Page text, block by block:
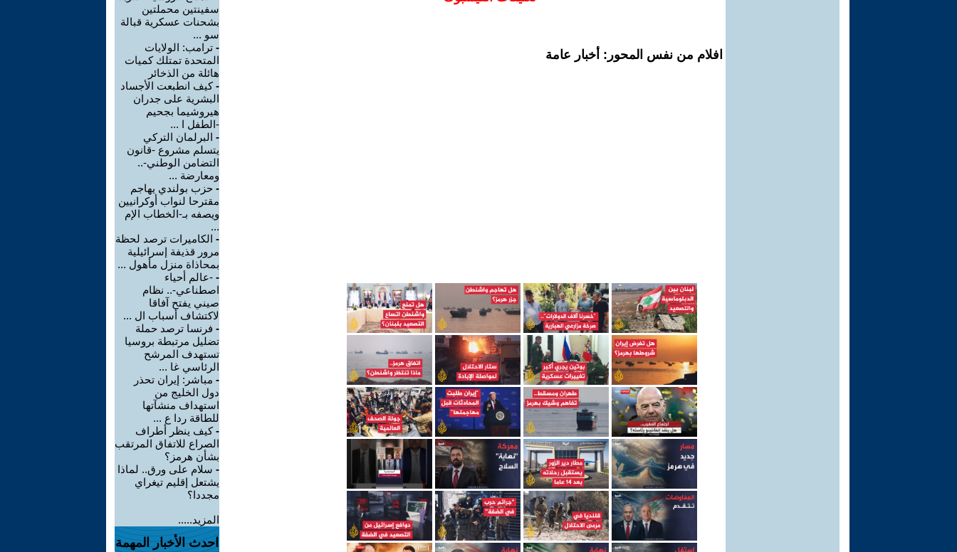
افلام من نفس المحور: أخبار عامة
سفينتين محملتين
بشحنات عسكرية قبالة
سو ...
- ترامب: الولايات
المتحدة تمتلك كميات
هائلة من الذخائر
-كيف انطبعت الأجساد
البشرية على جدران
هيروشيما بجحيم
-الطفل ا ...
- البرلمان التركي
يتسلم مشروع -قانون
التضامن الوطني-..
ومعارضة ...
- حزب بولندي يهاجم
مقترحا لنواب أوكرانيين
ويصفه بـ-الخطاب الإم
...
- الكاميرات ترصد لحظة
مرور قذيفة إسرائيلية
بمحاذاة منزل مأهول ...
- -عالم أحياء
اصطناعي-.. نظام
صيني يفتح آفاقا
لاكتشاف أسباب ال ...
- فرنسا ترصد حملة
تضليل مرتبطة بروسيا
تستهدف المرشح
الرئاسي غا ...
- مباشر: إيران تحذر
دول الخليج من
استهداف منشآتها
للطاقة ردا ع ...
-كيف ينظر أطراف
الصراع للاتفاق المرتقب
بشأن هرمز؟
- سلام على ورق.. لماذا
يشتعل إقليم تيغراي
مجددا؟
المزيد.....
احدث الأخبار المهمة